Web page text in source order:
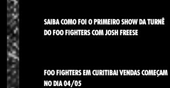
SAIBA COMO FOI O PRIMEIRO SHOW DA TURNÊ
DO FOO FIGHTERS COM JOSH FREESE
FOO FIGHTERS EM CURITIBA! VENDAS COMEÇAM
NO DIA 04/05